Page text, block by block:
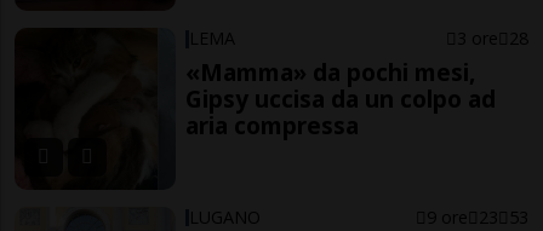
LEMA 3 ore 28
«Mamma» da pochi mesi,
Gipsy uccisa da un colpo ad
aria compressa
LUGANO 9 ore 23 53